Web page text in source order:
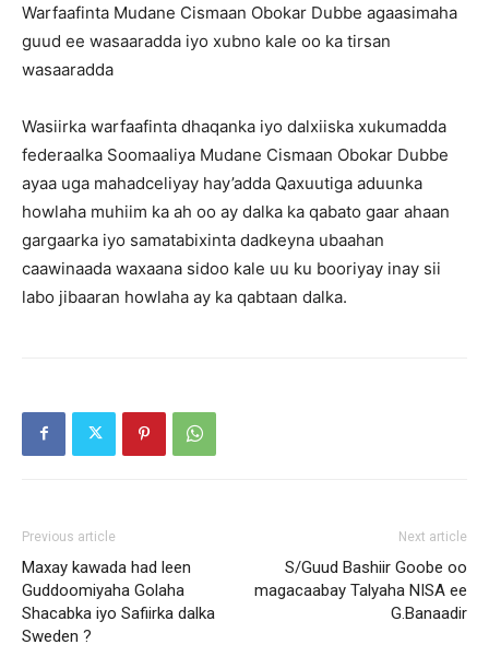
Warfaafinta Mudane Cismaan Obokar Dubbe agaasimaha
guud ee wasaaradda iyo xubno kale oo ka tirsan
wasaaradda
Wasiirka warfaafinta dhaqanka iyo dalxiiska xukumadda
federaalka Soomaaliya Mudane Cismaan Obokar Dubbe
ayaa uga mahadceliyay hay’adda Qaxuutiga aduunka
howlaha muhiim ka ah oo ay dalka ka qabato gaar ahaan
gargaarka iyo samatabixinta dadkeyna ubaahan
caawinaada waxaana sidoo kale uu ku booriyay inay sii
labo jibaaran howlaha ay ka qabtaan dalka.
Previous article
Maxay kawada had leen
Guddoomiyaha Golaha
Shacabka iyo Safiirka dalka
Sweden ?
Next article
S/Guud Bashiir Goobe oo
magacaabay Talyaha NISA ee
G.Banaadir